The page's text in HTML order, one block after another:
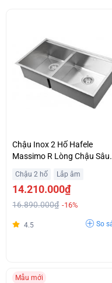
Chậu Inox 2 Hố Hafele
Massimo R Lòng Chậu Sâu
Rộng Giá Rẻ
Chậu 2 hố Lắp âm
14.210.000₫
16.890.000₫ -16%
4.5 So
Mẫu mới